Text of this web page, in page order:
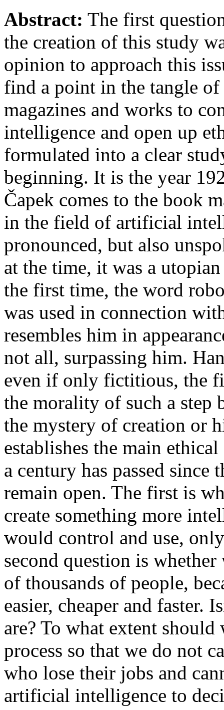
Abstract: The first
the creation of this study
opinion to approach this
find a point in the tangle
magazines and works to
intelligence and open up
formulated into a clear
beginning. It is the year
Čapek comes to the book
in the field of artificial
pronounced, but also
at the time, it was a
the first time, the word
was used in connection
resembles him in
not all, surpassing him.
even if only fictitious, the
the morality of such a step
the mystery of creation or
establishes the main
a century has passed
remain open. The first is
create something more
would control and use,
second question is
of thousands of people,
easier, cheaper and faster.
are? To what extent
process so that we do not
who lose their jobs and
artificial intelligence to